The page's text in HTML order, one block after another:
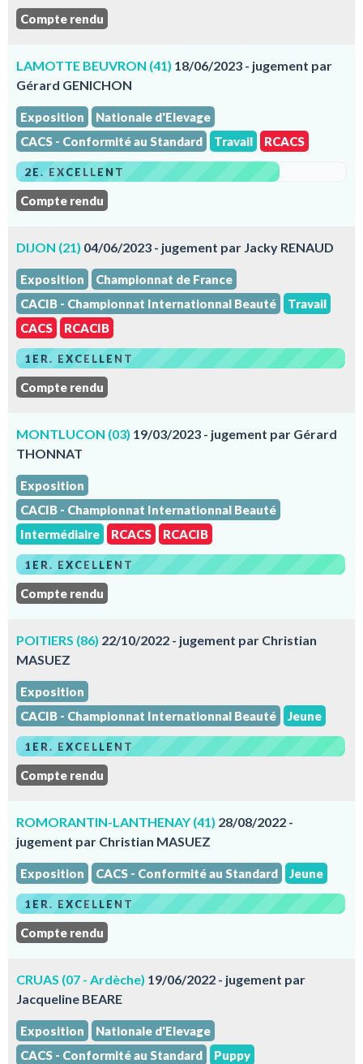
Compte rendu
LAMOTTE BEUVRON (41) 18/06/2023 - jugement par
Gérard GENICHON
Exposition
Nationale d'Elevage
CACS - Conformité au Standard
Travail RCACS
2E. EXCELLENT
Compte rendu
DIJON (21) 04/06/2023 - jugement par Jacky RENAUD
Exposition
Championnat de France
CACIB - Championnat Internationnal Beauté
Travail
CACS
RCACIB
1ER. EXCELLENT
Compte rendu
MONTLUCON (03) 19/03/2023 - jugement par Gérard
THONNAT
Exposition
CACIB - Championnat Internationnal Beauté
Intermédiaire
RCACS RCACIB
1ER. EXCELLENT
Compte rendu
POITIERS (86) 22/10/2022 - jugement par Christian
MASUEZ
Exposition
CACIB - Championnat Internationnal Beauté
Jeune
1ER. EXCELLENT
Compte rendu
ROMORANTIN-LANTHENAY (41) 28/08/2022 -
jugement par Christian MASUEZ
Exposition CACS - Conformité au Standard Jeune
1ER. EXCELLENT
Compte rendu
CRUAS (07 - Ardèche) 19/06/2022 - jugement par
Jacqueline BEARE
Exposition
Nationale d'Elevage
CACS - Conformité au Standard
Puppy